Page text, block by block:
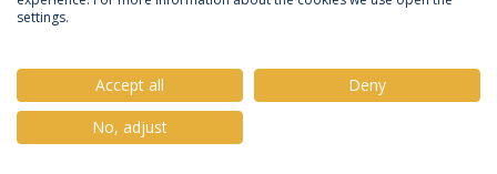
aspects of care. 13th World Congress of the European
Association for Palliative Care
OTHER
Basic Quality Indicators for Palliative Care
Services in Portugal: Ethical and Legal Aspects
settings.
Accept all
Deny
No, adjust